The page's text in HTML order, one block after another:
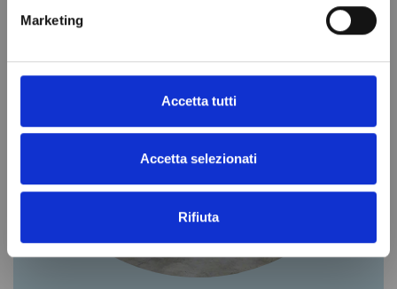
Marketing
Accetta tutti
Accetta selezionati
Rifiuta